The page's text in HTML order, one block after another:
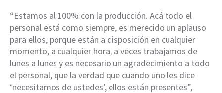
“Estamos al 100% con la producción. Acá todo el
personal está como siempre, es merecido un aplauso
para ellos, porque están a disposición en cualquier
momento, a cualquier hora, a veces trabajamos de
lunes a lunes y es necesario un agradecimiento a todo
el personal, que la verdad que cuando uno les dice
‘necesitamos de ustedes’, ellos están presentes”,